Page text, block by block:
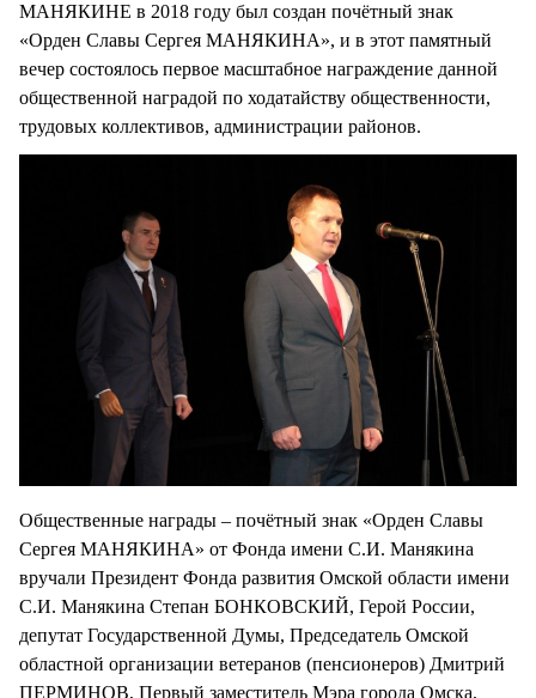
МАНЯКИНЕ в 2018 году был создан почётный знак
«Орден Славы Сергея МАНЯКИНА», и в этот памятный
вечер состоялось первое масштабное награждение данной
общественной наградой по ходатайству общественности,
трудовых коллективов, администрации районов.
Общественные награды – почётный знак «Орден Славы
Сергея МАНЯКИНА» от Фонда имени С.И. Манякина
вручали Президент Фонда развития Омской области имени
С.И. Манякина Степан БОНКОВСКИЙ, Герой России,
депутат Государственной Думы, Председатель Омской
областной организации ветеранов (пенсионеров) Дмитрий
ПЕРМИНОВ, Первый заместитель Мэра города Омска,